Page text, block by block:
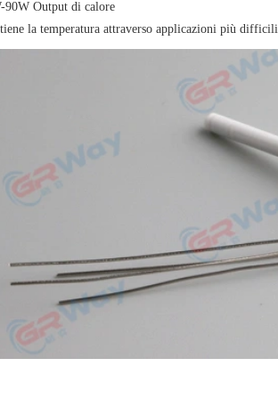
90W Output di calore
la temperatura attraverso applicazioni più difficili